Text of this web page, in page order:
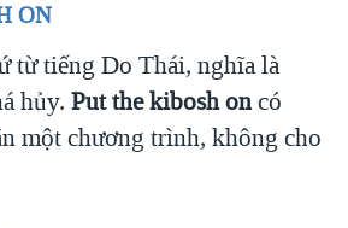
ON
từ tiếng Do Thái, nghĩa là
hủy. Put the kibosh oncó
một chương trình, không cho